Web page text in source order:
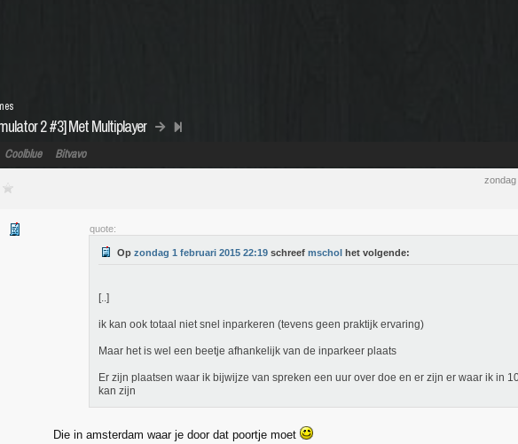
2 #3] Met Multiplayer
Coolblue Bitvavo
zondag
quote:
Op zondag 1 februari 2015 22:19 schreef mschol het volgende:
[..]
ik kan ook totaal niet snel inparkeren (tevens geen praktijk ervaring)
Maar het is wel een beetje afhankelijk van de inparkeer plaats
Er zijn plaatsen waar ik bijwijze van spreken een uur over doe en er zijn er waar ik in
kan zijn
Die in amsterdam waar je door dat poortje moet